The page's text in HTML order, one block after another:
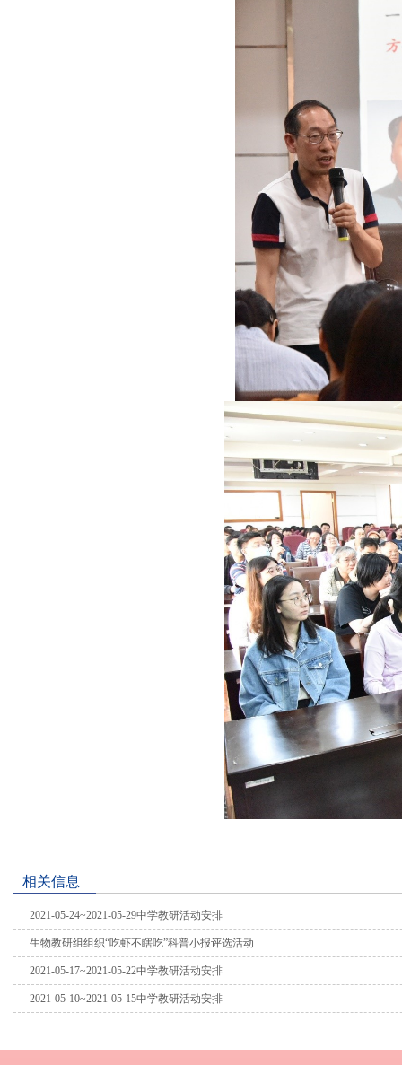
相关信息
2021-05-24~2021-05-29中学教研活动安排
生物教研组组织“吃虾不瞎吃”科普小报评选活动
2021-05-17~2021-05-22中学教研活动安排
2021-05-10~2021-05-15中学教研活动安排